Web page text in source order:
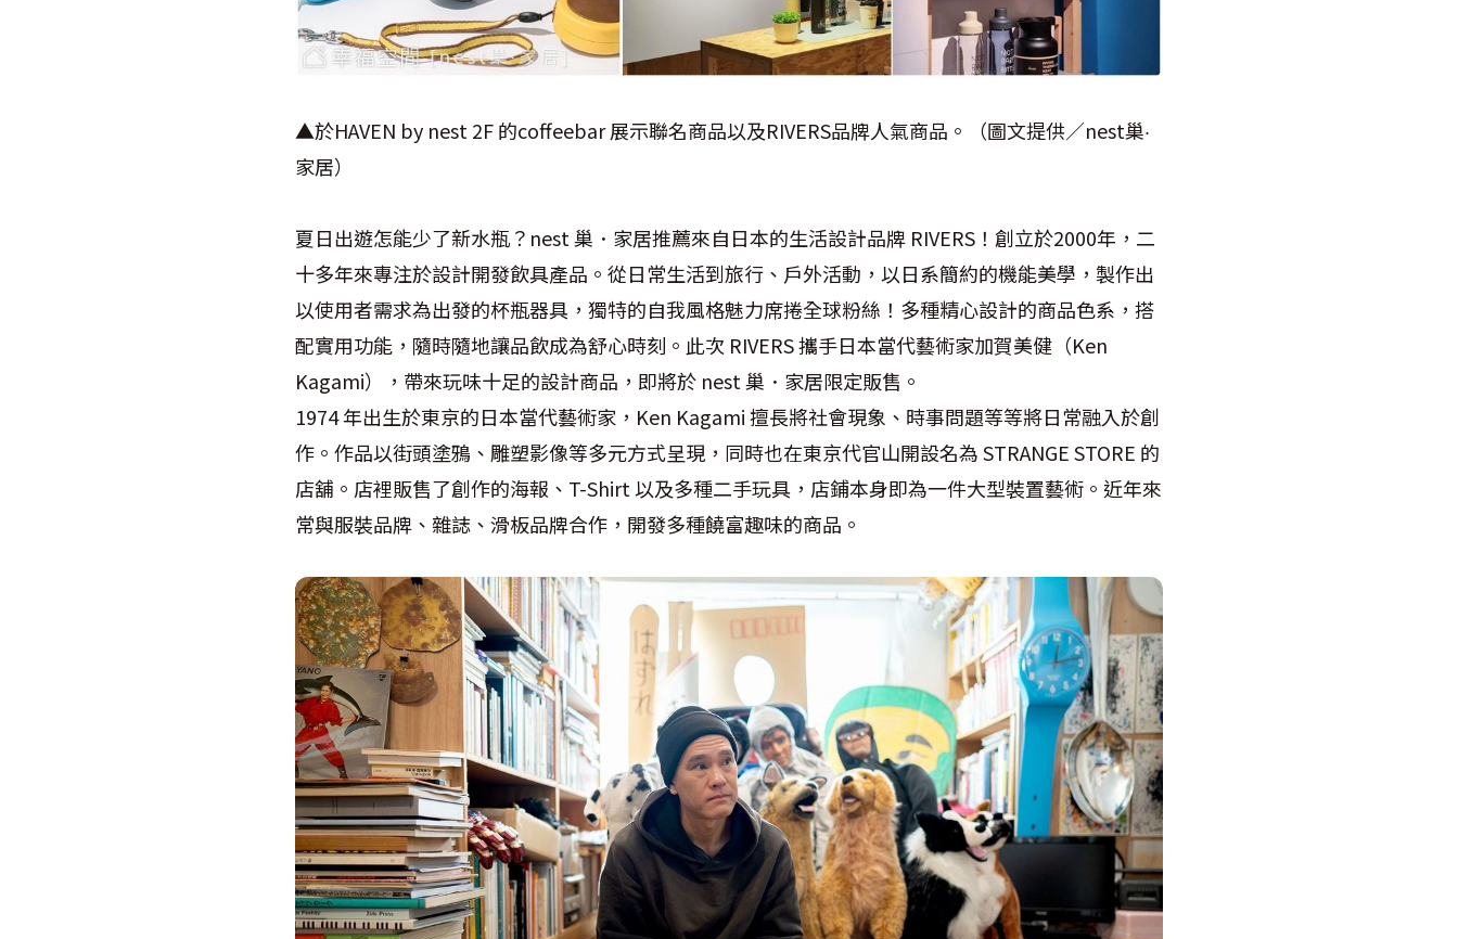
▲於HAVEN by nest 2F 的coffeebar 展示聯名商品以及RIVERS品牌人氣商品。（圖文提供／nest巢·
家居）
夏日出遊怎能少了新水瓶？nest 巢．家居推薦來自日本的生活設計品牌 RIVERS！創立於2000年，二
十多年來專注於設計開發飲具產品。從日常生活到旅行、戶外活動，以日系簡約的機能美學，製作出
以使用者需求為出發的杯瓶器具，獨特的自我風格魅力席捲全球粉絲！多種精心設計的商品色系，搭
配實用功能，隨時隨地讓品飲成為舒心時刻。此次 RIVERS 攜手日本當代藝術家加賀美健（Ken
Kagami），帶來玩味十足的設計商品，即將於 nest 巢．家居限定販售。
1974 年出生於東京的日本當代藝術家，Ken Kagami 擅長將社會現象、時事問題等等將日常融入於創
作。作品以街頭塗鴉、雕塑影像等多元方式呈現，同時也在東京代官山開設名為 STRANGE STORE 的
店舖。店裡販售了創作的海報、T-Shirt 以及多種二手玩具，店鋪本身即為一件大型裝置藝術。近年來
常與服裝品牌、雜誌、滑板品牌合作，開發多種饒富趣味的商品。